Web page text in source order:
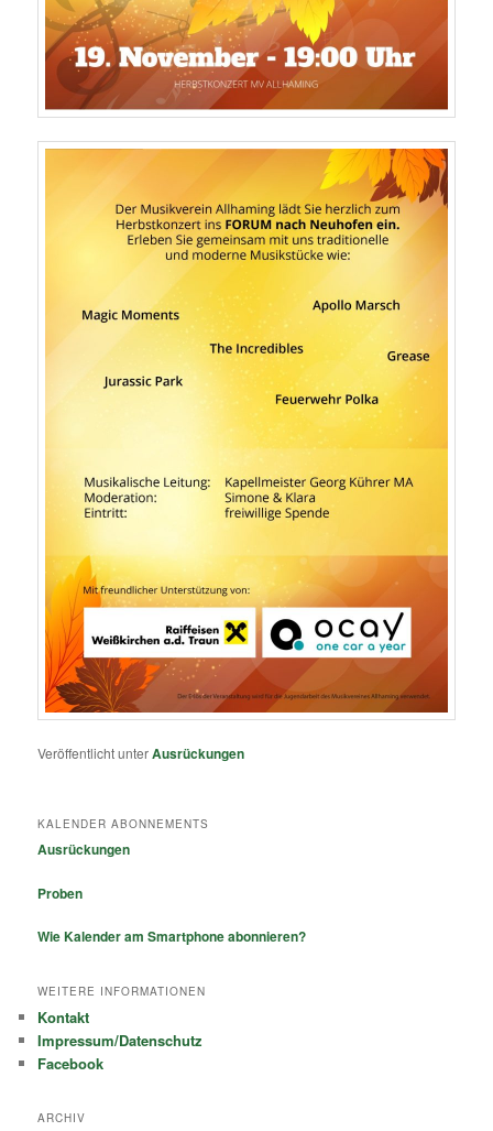
Veröffentlicht unterAusrückungen
KALENDER ABONNEMENTS
Ausrückungen
Proben
Wie Kalender am Smartphone abonnieren?
WEITERE INFORMATIONEN
Kontakt
Impressum/Datenschutz
Facebook
ARCHIV